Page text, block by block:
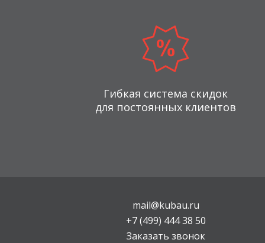
Гибкая система скидок
для постоянных клиентов
mail@kubau.ru
+7 (499) 444 38 50
Заказать звонок